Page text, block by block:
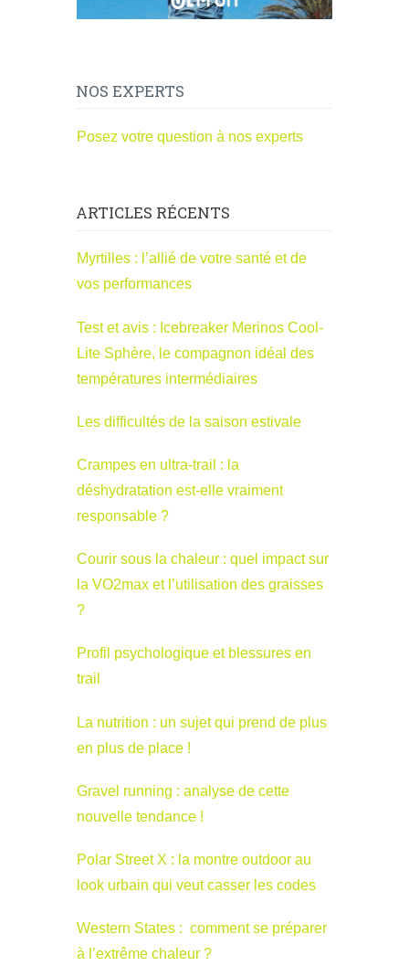
NOS EXPERTS
Posez votre question à nos experts
ARTICLES RÉCENTS
Myrtilles : l’allié de votre santé et de
vos performances
Test et avis : Icebreaker Merinos Cool-
Lite Sphère, le compagnon idéal des
températures intermédiaires
Les difficultés de la saison estivale
Crampes en ultra-trail : la
déshydratation est-elle vraiment
responsable ?
Courir sous la chaleur : quel impact sur
la VO2max et l’utilisation des graisses
?
Profil psychologique et blessures en
trail
La nutrition : un sujet qui prend de plus
en plus de place !
Gravel running : analyse de cette
nouvelle tendance !
Polar Street X : la montre outdoor au
look urbain qui veut casser les codes
Western States : comment se préparer
à l’extrême chaleur ?